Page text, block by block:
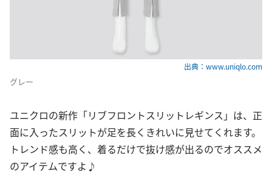
出典：www.uniqlo.com
グレー
ユニクロの新作「リブフロントスリットレギンス」は、正
面に入ったスリットが足を長くきれいに見せてくれます。
トレンド感も高く、着るだけで抜け感が出るのでオススメ
のアイテムですよ♪